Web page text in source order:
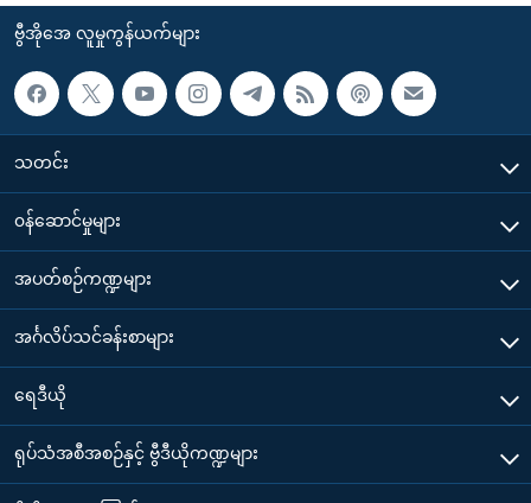
ဗွီအိုအေ လူမှုကွန်ယက်များ
သတင်း
၀န်ဆောင်မှုများ
အပတ်စဉ်ကဏ္ဍများ
အင်္ဂလိပ်သင်ခန်းစာများ
ရေဒီယို
ရုပ်သံအစီအစဉ်နှင့် ဗွီဒီယိုကဏ္ဍများ